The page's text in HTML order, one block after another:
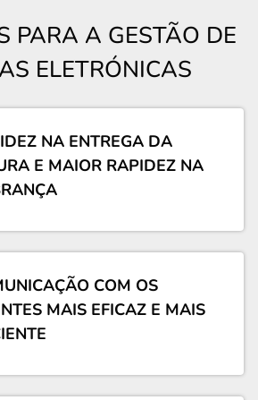
PARA A GESTÃO DE
ELETRÓNICAS
NA ENTREGA DA
E MAIOR RAPIDEZ NA
COM OS
MAIS EFICAZ E MAIS